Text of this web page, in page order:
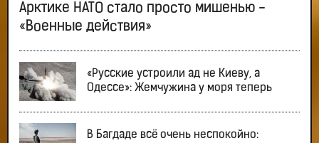
Арктике НАТО стало просто мишенью -
«Военные действия»
«Русские устроили ад не Киеву, а
Одессе»: Жемчужина у моря теперь
В Багдаде всё очень неспокойно: